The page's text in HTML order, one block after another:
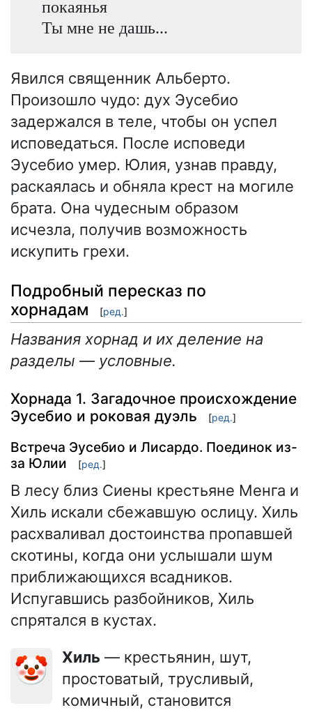
покаянья
Ты мне не дашь...
Явился священник Альберто.
Произошло чудо: дух Эусебио
задержался в теле, чтобы он успел
исповедаться. После исповеди
Эусебио умер. Юлия, узнав правду,
раскаялась и обняла крест на могиле
брата. Она чудесным образом
исчезла, получив возможность
искупить грехи.
Подробный пересказ по
хорнадам
[ред.]
Названия хорнад и их деление на
разделы — условные.
Хорнада 1. Загадочное происхождение
Эусебио и роковая дуэль
[ред.]
Встреча Эусебио и Лисардо. Поединок из-
за Юлии
[ред.]
В лесу близ Сиены крестьяне Менга и
Хиль искали сбежавшую ослицу. Хиль
расхваливал достоинства пропавшей
скотины, когда они услышали шум
приближающихся всадников.
Испугавшись разбойников, Хиль
спрятался в кустах.
🤡 Хиль — крестьянин, шут,
простоватый, трусливый,
комичный, становится